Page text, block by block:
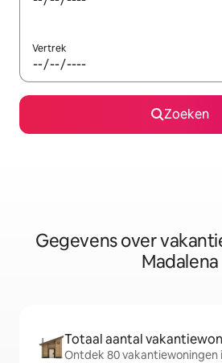
Vertrek
Zoeken
Gegevens over
Madalena
Totaal aantal
Ontdek 80 vakantiewoningen